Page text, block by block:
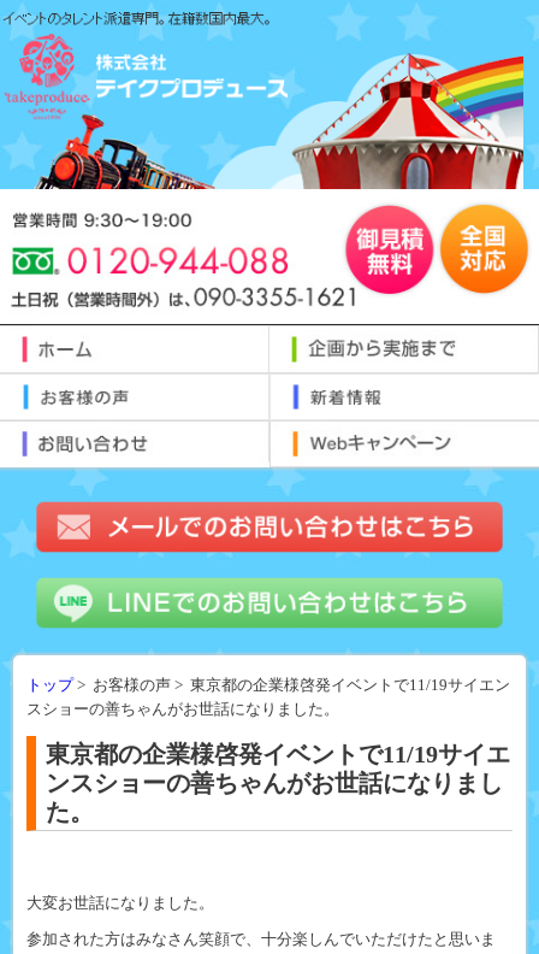
トップ> お客様の声 > 東京都の企業様啓発イベントで11/19サイエン
スショーの善ちゃんがお世話になりました。
東京都の企業様啓発イベントで11/19サイエ
ンスショーの善ちゃんがお世話になりまし
た。
大変お世話になりました。
参加された方はみなさん笑顔で、十分楽しんでいただけたと思いま